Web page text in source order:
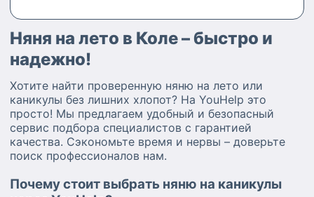
Няня на лето в Коле – быстро и
надежно!
Хотите найти проверенную няню на лето или
каникулы без лишних хлопот? На YouHelp это
просто! Мы предлагаем удобный и безопасный
сервис подбора специалистов с гарантией
качества. Сэкономьте время и нервы – доверьте
поиск профессионалов нам.
Почему стоит выбрать няню на каникулы